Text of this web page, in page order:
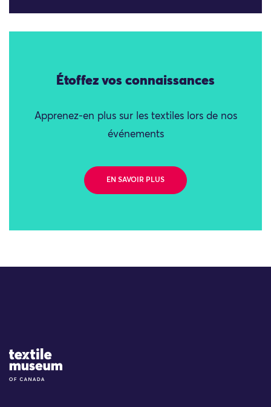
Étoffez vos connaissances
Apprenez-en plus sur les textiles lors de nos
événements
EN SAVOIR PLUS
Site Logo